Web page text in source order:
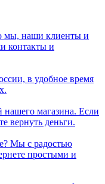
мы, наши клиенты и
контакты и
в удобное время
магазина. Если
вернуть деньги.
Мы с радостью
простыми и